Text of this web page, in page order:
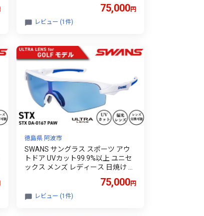
野球 ドライブ 運転 自転車 バイク
サイクリング 登山 トレッキング キ
ャンプ マラソン ランニング めがね
ゼント ギフト 贈答 日本製 阿波市
徳島県 スワンズ Radiant Sol
75,000円
レビュー (1件)
徳島県 阿波市
SWANS サングラス スポーツ アウ
トドア UVカット99.9%以上 ユニセ
ックス メンズ レディース 日焼け 紫
ルフ 釣り テニス 野球 運転 ドライ
ブ 自転車 バイク サイクリング 登山
トレッキング マラソン ランニング
75,000円
レビュー (1件)